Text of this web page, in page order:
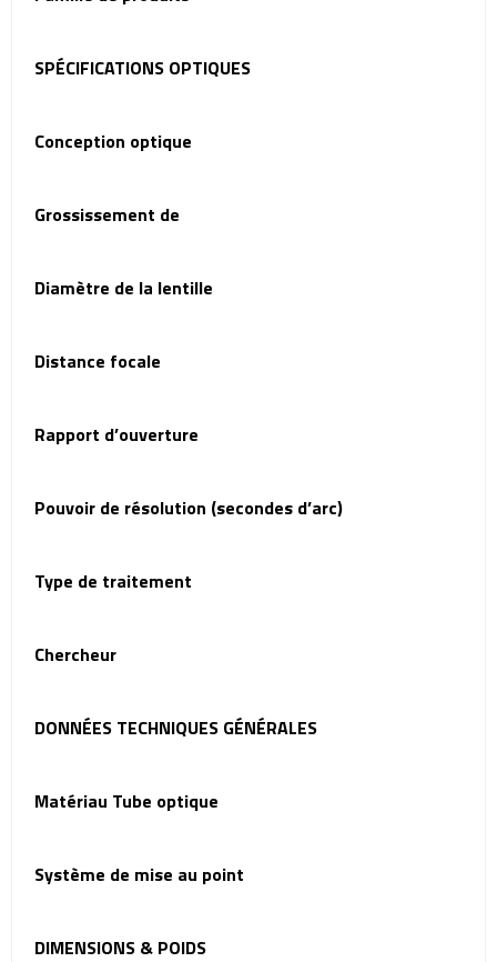
SPÉCIFICATIONS OPTIQUES
Conception optique
Grossissement de
Diamètre de la lentille
Distance focale
Rapport d’ouverture
Pouvoir de résolution (secondes d’arc)
Type de traitement
Chercheur
DONNÉES TECHNIQUES GÉNÉRALES
Matériau Tube optique
Système de mise au point
DIMENSIONS & POIDS